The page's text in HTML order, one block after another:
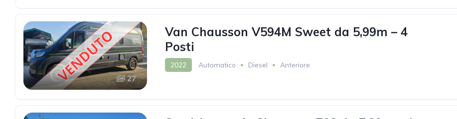
27
Van Chausson V594M Sweet da 5,99m – 4
Posti
2022 Automatico Diesel Anteriore